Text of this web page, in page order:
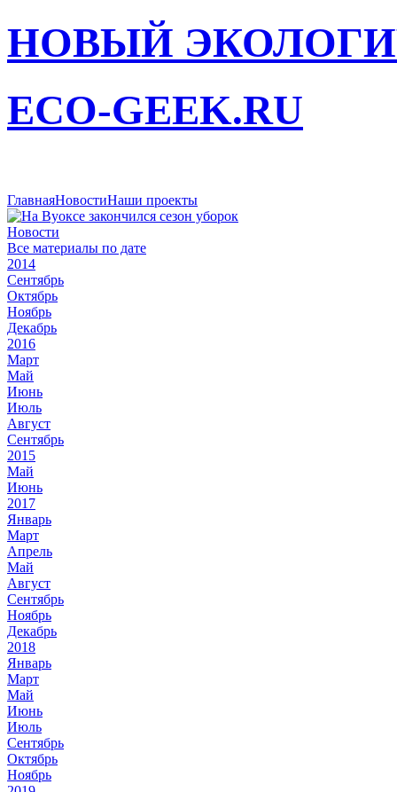
НОВЫЙ
ECO-GEEK.RU
ГлавнаяНовостиНаши проекты
Новости
Все материалы по дате
2014
Сентябрь
Октябрь
Ноябрь
Декабрь
2016
Март
Май
Июнь
Июль
Август
Сентябрь
2015
Май
Июнь
2017
Январь
Март
Апрель
Май
Август
Сентябрь
Ноябрь
Декабрь
2018
Январь
Март
Май
Июнь
Июль
Сентябрь
Октябрь
Ноябрь